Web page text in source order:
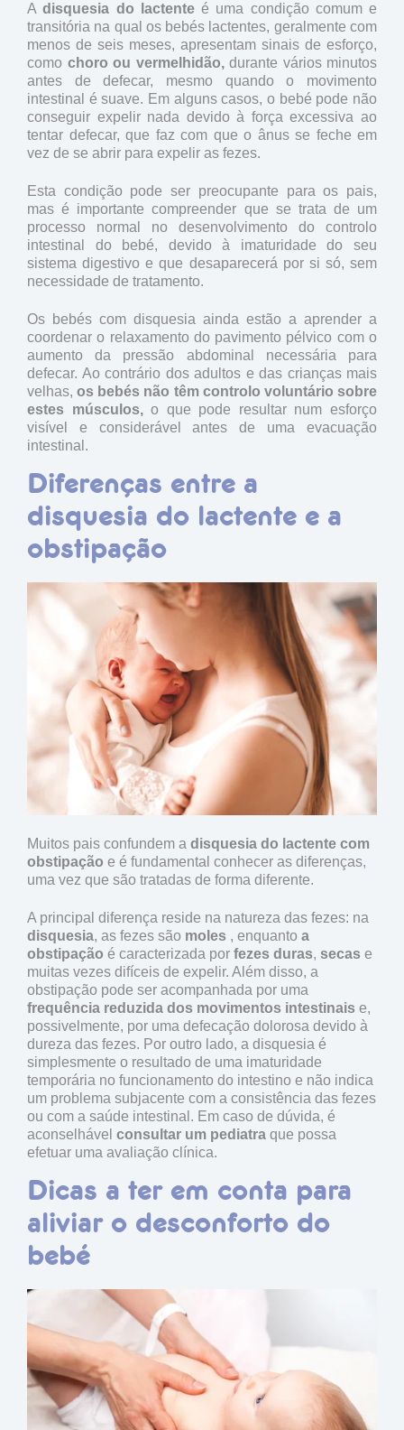
Adisquesia do lactenteé uma condição comum e
transitória na qual os bebés lactentes, geralmente com
menos de seis meses, apresentam sinais de esforço,
como choro ou vermelhidão,durante vários minutos
antes de defecar, mesmo quando o movimento
intestinal é suave. Em alguns casos, o bebé pode não
conseguir expelir nada devido à força excessiva ao
tentar defecar, que faz com que o ânus se feche em
vez de se abrir para expelir as fezes.
Esta condição pode ser preocupante para os pais,
mas é importante compreender que se trata de um
processo normal no desenvolvimento do controlo
intestinal do bebé, devido à imaturidade do seu
sistema digestivo e que desaparecerá por si só, sem
necessidade de tratamento.
Os bebés com disquesia ainda estão a aprender a
coordenar o relaxamento do pavimento pélvico com o
aumento da pressão abdominal necessária para
defecar. Ao contrário dos adultos e das crianças mais
velhas,os bebés não têm controlo voluntário sobre
estes músculos,o que pode resultar num esforço
visível e considerável antes de uma evacuação
intestinal.
Diferenças entre a
disquesia do lactente e a
obstipação
Muitos pais confundem a disquesia do lactente com
obstipação e é fundamental conhecer as diferenças,
uma vez que são tratadas de forma diferente.
A principal diferença reside na natureza das fezes: na
disquesia, as fezes são moles , enquanto a
obstipação é caracterizada por fezes duras, secas e
muitas vezes difíceis de expelir. Além disso, a
obstipação pode ser acompanhada por uma
frequência reduzida dos movimentos intestinais e,
possivelmente, por uma defecação dolorosa devido à
dureza das fezes. Por outro lado, a disquesia é
simplesmente o resultado de uma imaturidade
temporária no funcionamento do intestino e não indica
um problema subjacente com a consistência das fezes
ou com a saúde intestinal. Em caso de dúvida, é
aconselhável consultar um pediatra que possa
efetuar uma avaliação clínica.
Dicas a ter em conta para
aliviar o desconforto do
bebé